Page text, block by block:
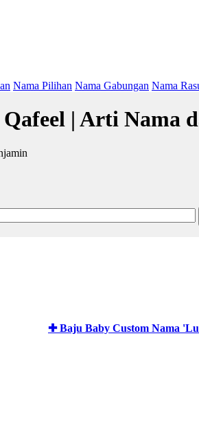
Nama Pilihan Nama Gabungan Nama
| Arti Nama
✚ Baju Baby Custom Nama